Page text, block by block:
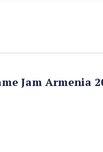
Jam Armenia